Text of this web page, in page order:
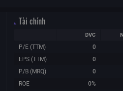
Tài chính
DVC
P/E (TTM) 0
EPS (TTM)
0
P/B (MRQ)
0
ROE
0%